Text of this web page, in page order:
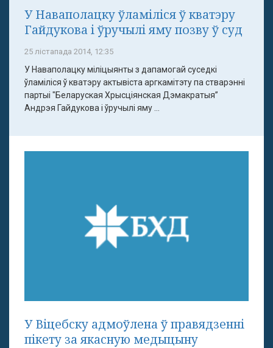
У Наваполацку ўламіліся ў кватэру
Гайдукова і ўручылі яму позву ў суд
25 лістапада 2014, 12:35
У Наваполацку міліцыянты з дапамогай суседкі
ўламіліся ў кватэру актывіста аргкамітэту па стварэнні
партыі "Беларуская Хрысціянская Дэмакратыя”
Андрэя Гайдукова і ўручылі яму ...
У Віцебску адмоўлена ў правядзенні
пікету за якасную медыцыну